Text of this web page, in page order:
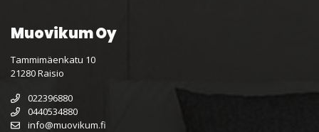
Muovikum Oy
Tammimäenkatu 10
21280 Raisio
022396880
0440534880
info@muovikum.fi